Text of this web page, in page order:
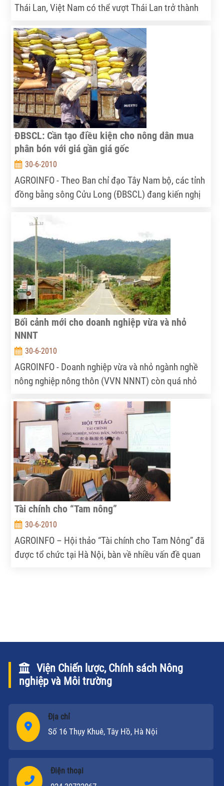
Thái Lan, Việt Nam có thể vượt Thái Lan trở thành
2015 do giá gạo của Thái Lan cao hơn.
ĐBSCL: Cần tạo điều kiện cho nông dân mua
phân bón với giá gần giá gốc
30-6-2010
AGROINFO - Theo Ban chỉ đạo Tây Nam bộ, các tỉnh
đồng bằng sông Cửu Long (ĐBSCL) đang kiến nghị
việc “làm giá phân bón” như hiện nay.
Bối cảnh mới cho doanh nghiệp vừa và nhỏ
NNNT
30-6-2010
AGROINFO - Doanh nghiệp vừa và nhỏ ngành nghề
nông nghiệp nông thôn (VVN NNNT) còn quá nhỏ
sự phát triển của khối doanh nghiệp này cần sự hỗ
trợ tích cực từ phía Nhà nước.
Tài chính cho “Tam nông”
30-6-2010
AGROINFO – Hội thảo “Tài chính cho Tam Nông” đã
được tổ chức tại Hà Nội, bàn về nhiều vấn đề quan
Viện Chiến lược, Chính sách Nông
nghiệp và Môi trường
Địa chỉ
Số 16 Thụy Khuê, Tây Hồ, Hà Nội
Điện thoại